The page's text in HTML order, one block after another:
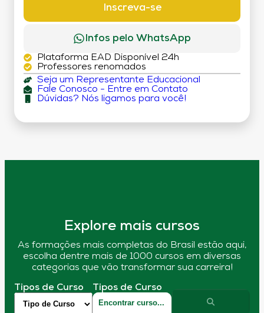
Inscreva-se
Infos pelo WhatsApp
Plataforma EAD Disponível 24h
Professores renomados
Seja um Representante Educacional
Fale Conosco - Entre em Contato
Dúvidas? Nós ligamos para você!
Explore mais cursos
As formações mais completas do Brasil estão aqui,
escolha dentre mais de 1000 cursos em diversas
categorias que vão transformar sua carreira!
Tipos de Curso Tipos de Curso